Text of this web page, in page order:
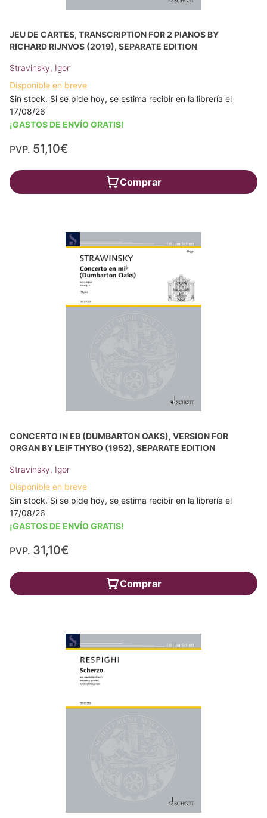
JEU DE CARTES, TRANSCRIPTION FOR 2 PIANOS BY
RICHARD RIJNVOS (2019), SEPARATE EDITION
Stravinsky, Igor
Disponible en breve
Sin stock. Si se pide hoy, se estima recibir en la librería el
17/08/26
¡GASTOS DE ENVÍO GRATIS!
PVP. 51,10€
Comprar
CONCERTO IN EB (DUMBARTON OAKS), VERSION FOR
ORGAN BY LEIF THYBO (1952), SEPARATE EDITION
Stravinsky, Igor
Disponible en breve
Sin stock. Si se pide hoy, se estima recibir en la librería el
17/08/26
¡GASTOS DE ENVÍO GRATIS!
PVP. 31,10€
Comprar